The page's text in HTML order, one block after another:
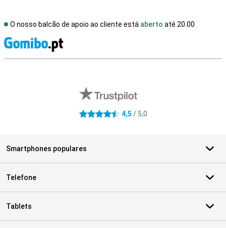
O nosso balcão de apoio ao cliente está aberto até 20.00
4.5 estrelas 4,5 / 5,0
Smartphones populares
Telefone
Tablets